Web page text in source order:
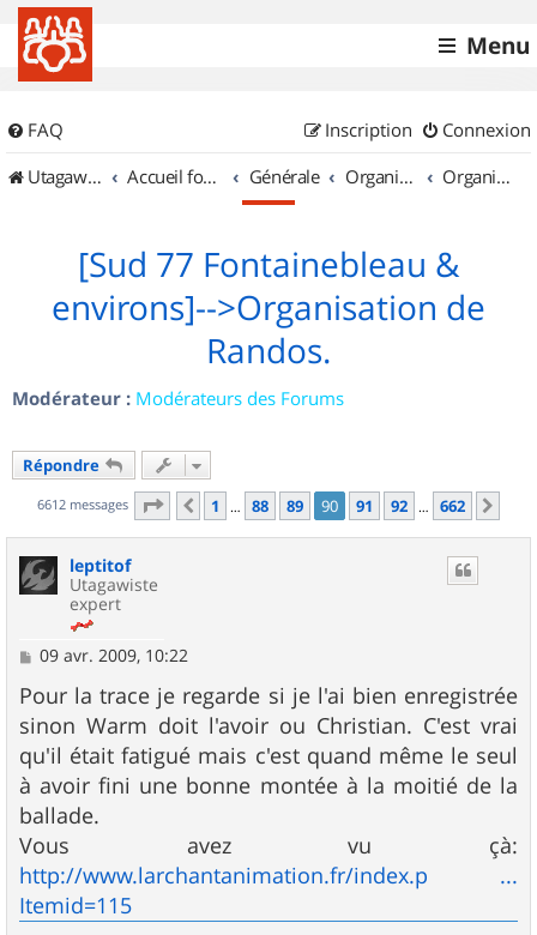
Menu
FAQ Connexion
Inscription
UtagawaVTT (Randos VTT et VTTAE avec traces GPS)
Accueil forum Générale Organisation de sorties & Recherche de partenaires Organisation de sorties en région Île de France
[Sud 77 Fontainebleau &
environs]-->Organisation de
Randos.
Modérateur : Modérateurs des Forums
Répondre
6612 messages Page 90 sur662
Précédent
1 … 88 89 90 91 92 … 662
leptitof
Utagawiste
expert
M
s
s
a
g
e
09 avr. 2009, 10:22
Pour la trace je regarde si je l'ai bien enregistrée
sinon Warm doit l'avoir ou Christian. C'est vrai
qu'il était fatigué mais c'est quand même le seul
à avoir fini une bonne montée à la moitié de la
ballade.
Vous avez vu çà:
http://www.larchantanimation.fr/index.p ...
Itemid=115